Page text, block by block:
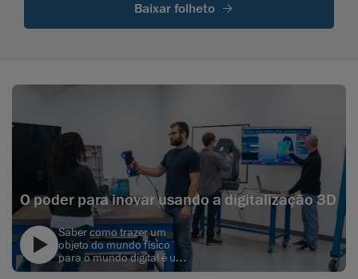
Baixar folheto
O poder para inovar usando a digitalização 3D
Saber como trazer um
objeto do mundo físico
para o mundo digital é um
conhecimento muito